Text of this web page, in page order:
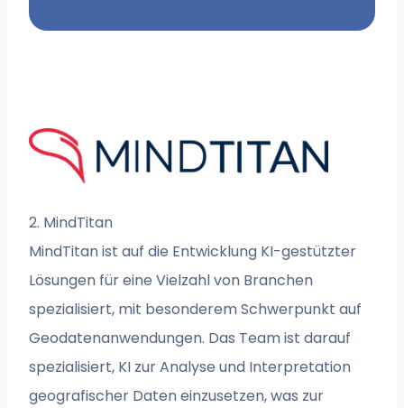
2. MindTitan
MindTitan ist auf die Entwicklung KI-gestützter
Lösungen für eine Vielzahl von Branchen
spezialisiert, mit besonderem Schwerpunkt auf
Geodatenanwendungen. Das Team ist darauf
spezialisiert, KI zur Analyse und Interpretation
geografischer Daten einzusetzen, was zur